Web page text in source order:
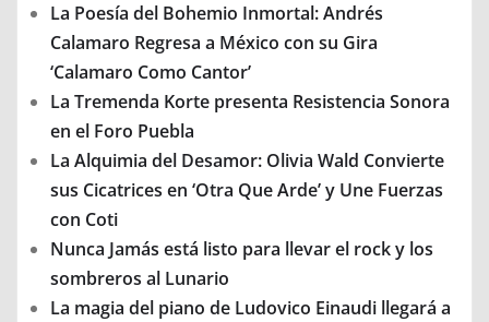
La Poesía del Bohemio Inmortal: Andrés
Calamaro Regresa a México con su Gira
‘Calamaro Como Cantor’
La Tremenda Korte presenta Resistencia Sonora
en el Foro Puebla
La Alquimia del Desamor: Olivia Wald Convierte
sus Cicatrices en ‘Otra Que Arde’ y Une Fuerzas
con Coti
Nunca Jamás está listo para llevar el rock y los
sombreros al Lunario
La magia del piano de Ludovico Einaudi llegará a